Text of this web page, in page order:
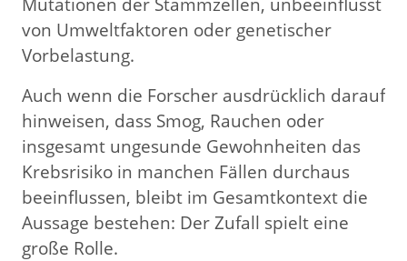
von Umweltfaktoren oder genetischer
Vorbelastung.
Auch wenn die Forscher ausdrücklich darauf
hinweisen, dass Smog, Rauchen oder
insgesamt ungesunde Gewohnheiten das
Krebsrisiko in manchen Fällen durchaus
beeinflussen, bleibt im Gesamtkontext die
Aussage bestehen: Der Zufall spielt eine
große Rolle.